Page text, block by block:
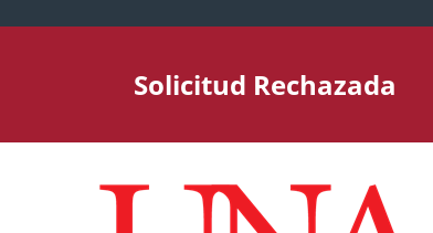
Solicitud Rechazada